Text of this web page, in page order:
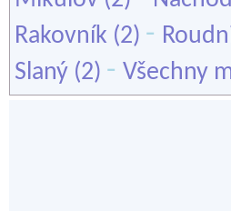
Rakovník (2) -
Slaný (2) - Všechny